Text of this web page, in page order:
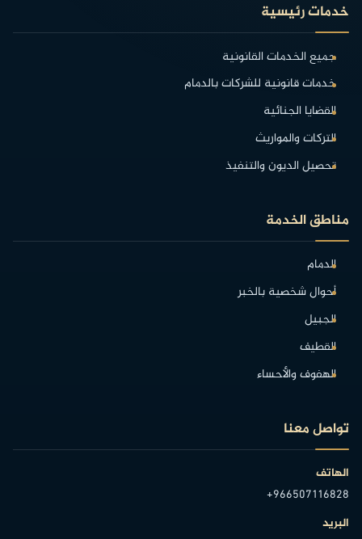
خدمات رئيسية
جميع الخدمات القانونية
خدمات قانونية للشركات بالدمام
القضايا الجنائية
التركات والمواريث
تحصيل الديون والتنفيذ
مناطق الخدمة
الدمام
أحوال شخصية بالخبر
الجبيل
القطيف
الهفوف والأحساء
تواصل معنا
الهاتف
+966507116828
البريد